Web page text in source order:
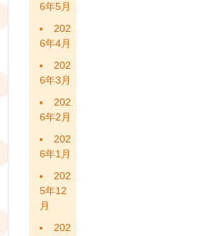
6年5月
202
6年4月
202
6年3月
202
6年2月
202
6年1月
202
5年12
月
202